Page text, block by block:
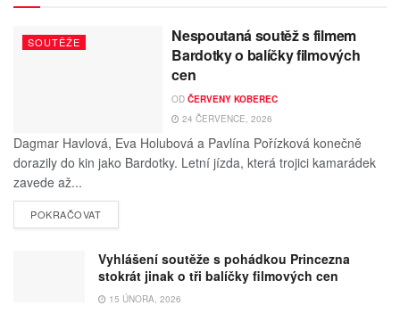
SOUTĚŽE
Nespoutaná soutěž s filmem
Bardotky o balíčky filmových
cen
OD ČERVENY KOBEREC
24 ČERVENCE, 2026
Dagmar Havlová, Eva Holubová a Pavlína Pořízková konečně
dorazily do kin jako Bardotky. Letní jízda, která trojici kamarádek
zavede až...
POKRAČOVAT
Vyhlášení soutěže s pohádkou Princezna
stokrát jinak o tři balíčky filmových cen
15 ÚNORA, 2026